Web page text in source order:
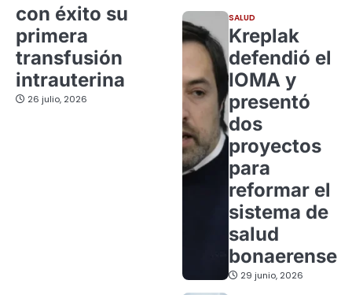
con éxito su
primera
transfusión
intrauterina
26 julio, 2026
SALUD
Kreplak
defendió el
IOMA y
presentó
dos
proyectos
para
reformar el
sistema de
salud
bonaerense
29 junio, 2026